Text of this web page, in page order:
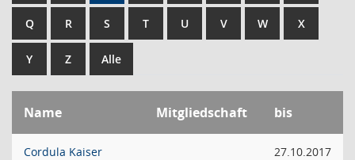
Q R S T U V W X
Y Z Alle
Name Mitgliedschaft bis
Cordula Kaiser 27.10.2017